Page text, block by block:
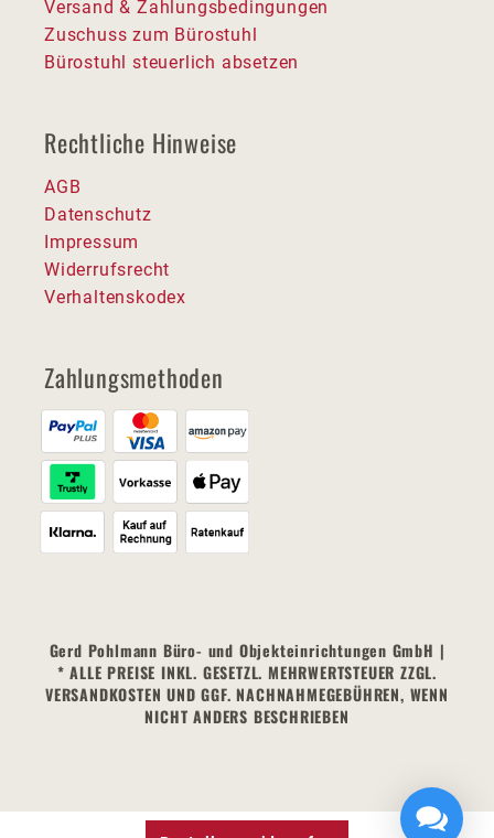
Versand & Zahlungsbedingungen
Zuschuss zum Bürostuhl
Bürostuhl steuerlich absetzen
Rechtliche Hinweise
AGB
Datenschutz
Impressum
Widerrufsrecht
Verhaltenskodex
Zahlungsmethoden
Gerd Pohlmann Büro- und Objekteinrichtungen GmbH |
* ALLE PREISE INKL. GESETZL. MEHRWERTSTEUER ZZGL.
VERSANDKOSTEN UND GGF. NACHNAHMEGEBÜHREN, WENN
NICHT ANDERS BESCHRIEBEN